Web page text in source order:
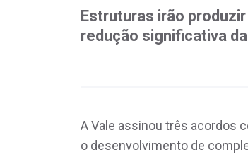
Estruturas irão
redução significativa
A Vale assinou três acordos
o desenvolvimento de